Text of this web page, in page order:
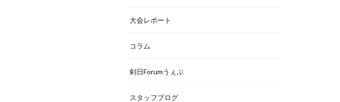
大会レポート
コラム
剣日Forumうぇぶ
スタッフブログ